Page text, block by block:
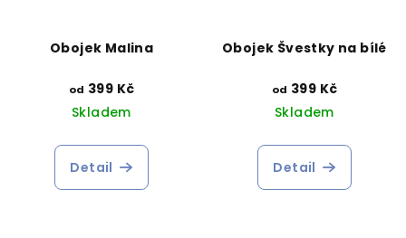
Obojek Malina
od 399 Kč
Skladem
Detail
Obojek Švestky na bílé
od 399 Kč
Skladem
Detail